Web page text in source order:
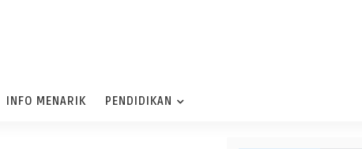
INFO MENARIK PENDIDIKAN